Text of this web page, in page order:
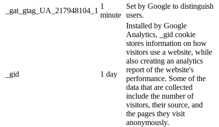
_gat_gtag_UA_217948104_1
1
minute
Set by Google to distinguish
users.
_gid 1 day
Installed by Google
Analytics, _gid cookie
stores information on how
visitors use a website, while
also creating an analytics
report of the website's
performance. Some of the
data that are collected
include the number of
visitors, their source, and
the pages they visit
anonymously.